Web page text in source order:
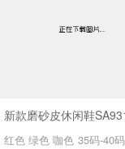
新款磨砂皮休闲鞋
红色 绿色 咖色 35码-40码